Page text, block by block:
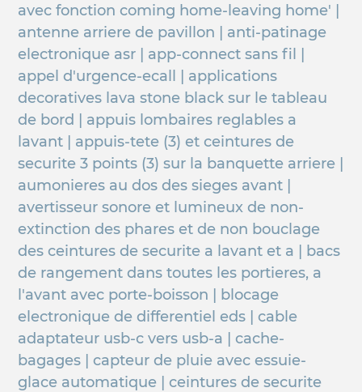
avec fonction coming home-leaving home' |
antenne arriere de pavillon | anti-patinage
electronique asr | app-connect sans fil |
appel d'urgence-ecall | applications
decoratives lava stone black sur le tableau
de bord | appuis lombaires reglables a
lavant | appuis-tete (3) et ceintures de
securite 3 points (3) sur la banquette arriere |
aumonieres au dos des sieges avant |
avertisseur sonore et lumineux de non-
extinction des phares et de non bouclage
des ceintures de securite a lavant et a | bacs
de rangement dans toutes les portieres, a
l'avant avec porte-boisson | blocage
electronique de differentiel eds | cable
adaptateur usb-c vers usb-a | cache-
bagages | capteur de pluie avec essuie-
glace automatique | ceintures de securite